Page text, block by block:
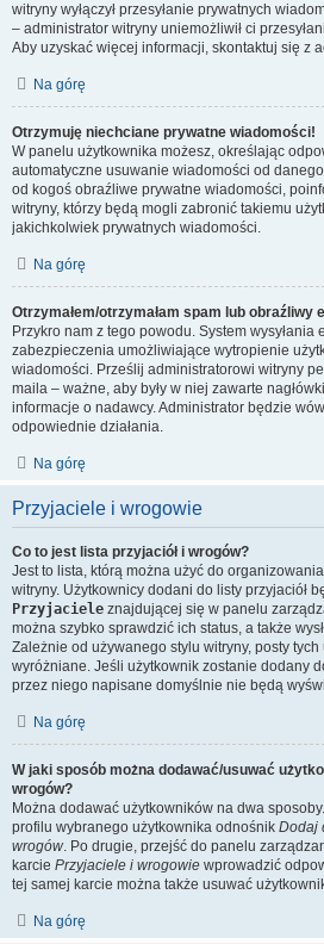
witryny wyłączył przesyłanie prywatnych
– administrator witryny uniemożliwił ci
Aby uzyskać więcej informacji, skontaktuj się z
Na górę
Otrzymuję niechciane prywatne wiadomości!
W panelu użytkownika możesz, określając
automatyczne usuwanie wiadomości od
od kogoś obraźliwe prywatne wiadomości,
witryny, którzy będą mogli zabronić takiemu
jakichkolwiek prywatnych wiadomości.
Na górę
Otrzymałem/otrzymałam spam lub obraźliwy
Przykro nam z tego powodu. System wysyłania
zabezpieczenia umożliwiające wytropienie
wiadomości. Prześlij administratorowi witryny
maila – ważne, aby były w niej zawarte
informacje o nadawcy. Administrator będzie
odpowiednie działania.
Na górę
Przyjaciele i wrogowie
Co to jest lista przyjaciół i wrogów?
Jest to lista, którą można użyć do
witryny. Użytkownicy dodani do listy przyjaciół
Przyjaciele znajdującej się w panelu
można szybko sprawdzić ich status, a także
Zależnie od używanego stylu witryny, posty
wyróżniane. Jeśli użytkownik zostanie dodany
przez niego napisane domyślnie nie będą
Na górę
W jaki sposób można dodawać/usuwać
wrogów?
Można dodawać użytkowników na dwa
profilu wybranego użytkownika odnośnik Dodaj
wrogów. Po drugie, przejść do panelu
karcie Przyjaciele i wrogowie wprowadzić
tej samej karcie można także usuwać
Na górę